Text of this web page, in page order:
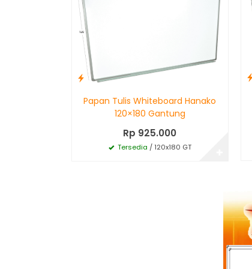
Papan Tulis Whiteboard Hanako
120×180 Gantung
Rp 925.000
Tersedia / 120x180 GT